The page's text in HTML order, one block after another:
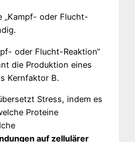
„Kampf- oder Flucht-
oder Flucht-Reaktion“
die Produktion eines
Kernfaktor B.
Stress, indem es
Proteine
auf zellulärer